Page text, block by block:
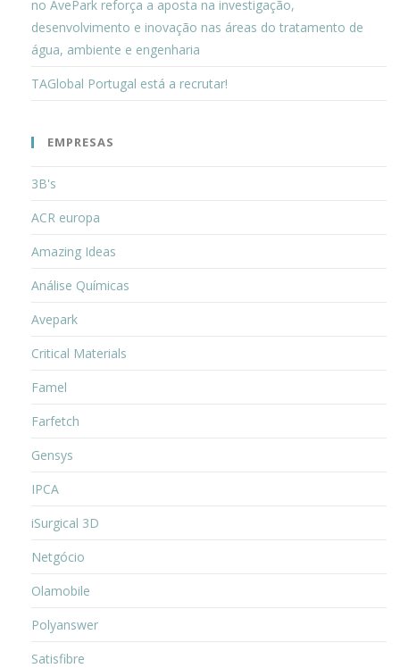
no AvePark reforça a aposta na investigação,
desenvolvimento e inovação nas áreas do tratamento de
água, ambiente e engenharia
TAGlobal Portugal está a recrutar!
EMPRESAS
3B's
ACR europa
Amazing Ideas
Análise Químicas
Avepark
Critical Materials
Famel
Farfetch
Gensys
IPCA
iSurgical 3D
Netgócio
Olamobile
Polyanswer
Satisfibre